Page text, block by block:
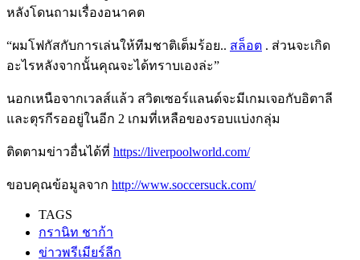
หลังโดนถามเรื่องอนาคต
“ผมโฟกัสกับการเล่นให้ทีมชาติเต็มร้อย.. สล็อต . ส่วนจะเกิด
อะไรหลังจากนั้นคุณจะได้ทราบเองล่ะ”
นอกเหนือจากเวลส์แล้ว สวิตเซอร์แลนด์จะมีเกมเจอกับอิตาลี
และตุรกีรออยู่ในอีก 2 เกมที่เหลือของรอบแบ่งกลุ่ม
ติดตามข่าวอื่นได้ที่ https://liverpoolworld.com/
ขอบคุณข้อมูลจาก http://www.soccersuck.com/
TAGS
กรานิท ชาก้า
ข่าวพรีเมียร์ลีก